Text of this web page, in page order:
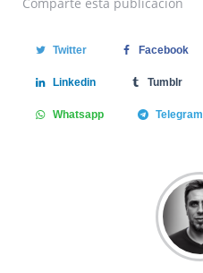
Twitter Facebook
Linkedin Tumblr
Whatsapp Telegram